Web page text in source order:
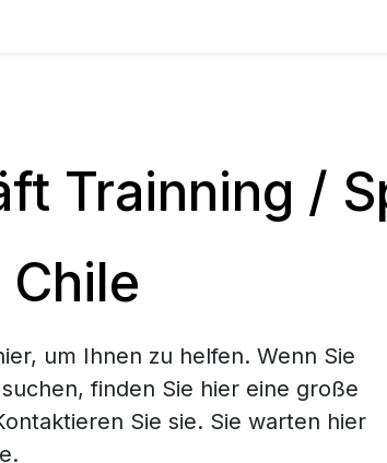
Trainning /
Chile
um Ihnen zu helfen. Wenn Sie
finden Sie hier eine große
Sie sie. Sie warten hier